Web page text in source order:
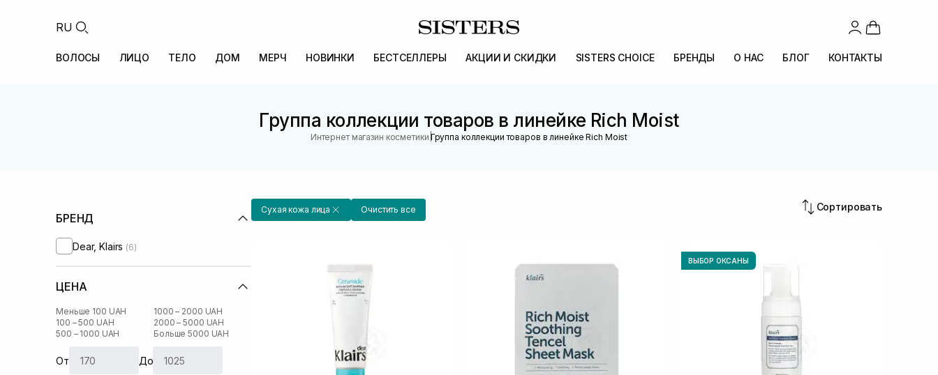
RU
ВОЛОСЫ ЛИЦО ТЕЛО ДОМ МЕРЧ НОВИНКИ БЕСТСЕЛЛЕРЫ АКЦИИ И СКИДКИ SISTERS CHOICE БРЕНДЫ О НАС БЛОГ КОНТАКТЫ
Группа коллекции товаров в линейке Rich Moist
Интернет магазин косметики |Группа коллекции товаров в линейке Rich Moist
БРЕНД
Dear, Klairs (6)
ЦЕНА
Меньше 100 UAH
100 – 500 UAH
500 – 1000 UAH
1000 – 2000 UAH
2000 – 5000 UAH
Больше 5000 UAH
От До
Сухая кожа лица Очистить все Сортировать
ВЫБОР ОКСАНЫ